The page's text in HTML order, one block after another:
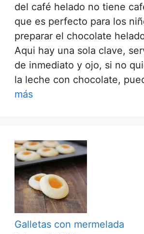
del café helado no tiene
que es perfecto para los
preparar el chocolate
Aqui hay una sola clave,
de inmediato y ojo, si no
la leche con chocolate,
más
Galletas con mermelada